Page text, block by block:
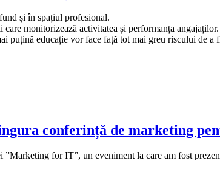
și în spațiul profesional.
monitorizează activitatea și performanța angajaților.
puțină educație vor face față tot mai greu riscului de
conferință de marketing
for IT”, un eveniment la care am fost